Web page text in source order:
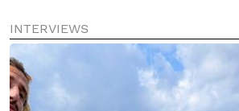
INTERVIEWS